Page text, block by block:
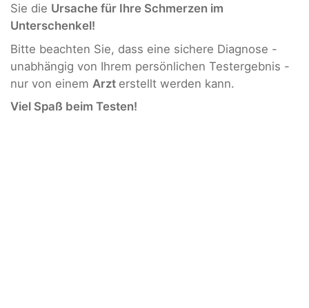
Sie die Ursache für Ihre Schmerzen im
Unterschenkel!
Bitte beachten Sie, dass eine sichere Diagnose -
unabhängig von Ihrem persönlichen Testergebnis -
nur von einem Arzt erstellt werden kann.
Viel Spaß beim Testen!